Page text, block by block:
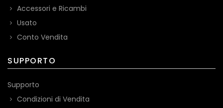
Accessori e Ricambi
Usato
Conto Vendita
SUPPORTO
Supporto
Condizioni di Vendita